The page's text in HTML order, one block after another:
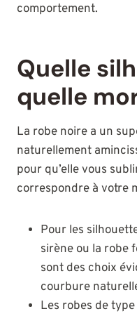
comportement.
Quelle
quelle
La robe noire a un
naturellement
pour qu’elle vous
correspondre à votre
Pour les
sirène ou la robe
sont des choix
courbure
Les robes de type